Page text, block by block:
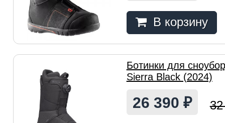
В корзину
Ботинки для
Sierra Black (2024)
26 390 ₽